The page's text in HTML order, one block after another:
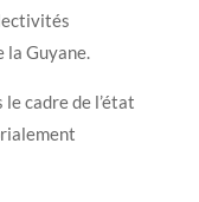
Guyane.
cadre de l’état